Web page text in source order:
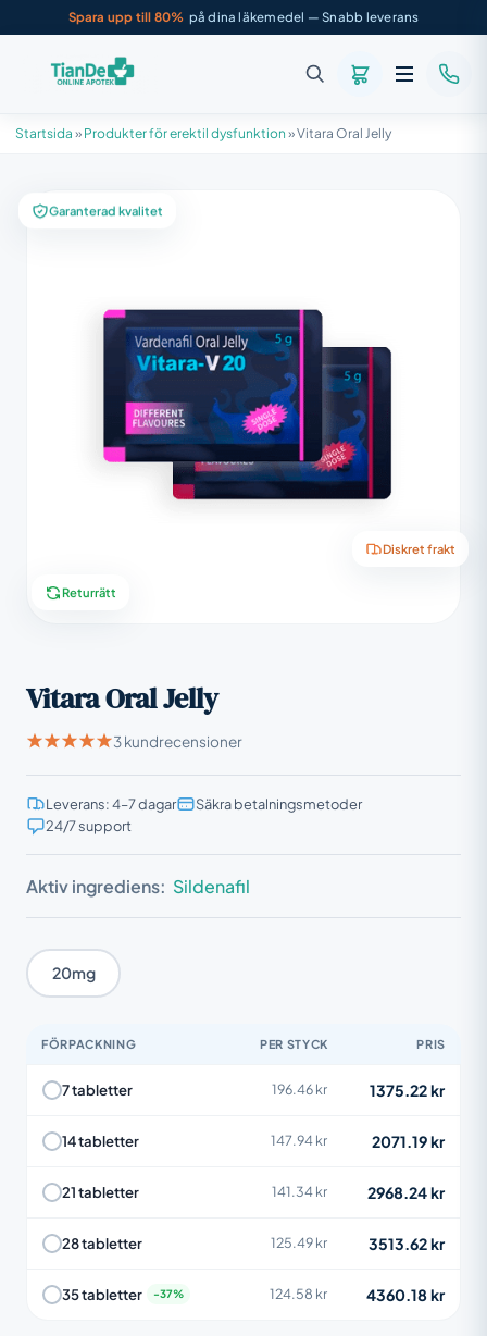
Spara upp till 80% på dina läkemedel — Snabb leverans
Startsida » Produkter för erektil dysfunktion »Vitara Oral Jelly
Garanterad kvalitet
Diskret frakt
Returrätt
Vitara Oral Jelly
3 kundrecensioner
Leverans: 4–7 dagar
Säkra betalningsmetoder
24/7 support
Aktiv ingrediens: Sildenafil
20mg
FÖRPACKNING PER STYCK PRIS
7 tabletter 196.46 kr 1375.22 kr
14 tabletter 147.94 kr 2071.19 kr
21 tabletter 141.34 kr 2968.24 kr
28 tabletter 125.49 kr 3513.62 kr
35 tabletter 124.58 kr 4360.18 kr